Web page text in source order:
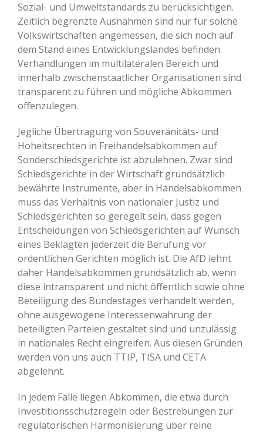
Sozial- und Umweltstandards zu berücksichtigen.
Zeitlich begrenzte Ausnahmen sind nur für solche
Volkswirtschaften angemessen, die sich noch auf
dem Stand eines Entwicklungslandes befinden.
Verhandlungen im multilateralen Bereich und
innerhalb zwischenstaatlicher Organisationen sind
transparent zu führen und mögliche Abkommen
offenzulegen.
Jegliche Übertragung von Souveränitäts- und
Hoheitsrechten in Freihandelsabkommen auf
Sonderschiedsgerichte ist abzulehnen. Zwar sind
Schiedsgerichte in der Wirtschaft grundsätzlich
bewährte Instrumente, aber in Handelsabkommen
muss das Verhältnis von nationaler Justiz und
Schiedsgerichten so geregelt sein, dass gegen
Entscheidungen von Schiedsgerichten auf Wunsch
eines Beklagten jederzeit die Berufung vor
ordentlichen Gerichten möglich ist. Die AfD lehnt
daher Handelsabkommen grundsätzlich ab, wenn
diese intransparent und nicht öffentlich sowie ohne
Beteiligung des Bundestages verhandelt werden,
ohne ausgewogene Interessenwahrung der
beteiligten Parteien gestaltet sind und unzulässig
in nationales Recht eingreifen. Aus diesen Gründen
werden von uns auch TTIP, TISA und CETA
abgelehnt.
In jedem Falle liegen Abkommen, die etwa durch
Investitionsschutzregeln oder Bestrebungen zur
regulatorischen Harmonisierung über reine